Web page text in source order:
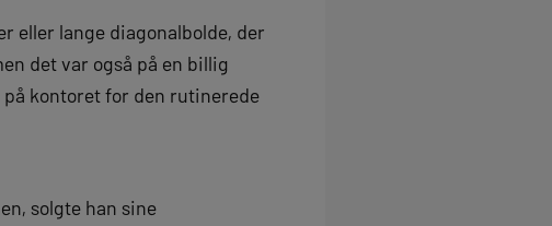
eller lange diagonalbolde, der
det var også på en billig
på kontoret for den rutinerede
solgte han sine